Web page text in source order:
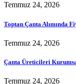
Temmuz 24, 2026
Toptan Çanta Alımında
Temmuz 24, 2026
Çanta Üreticileri
Temmuz 24, 2026